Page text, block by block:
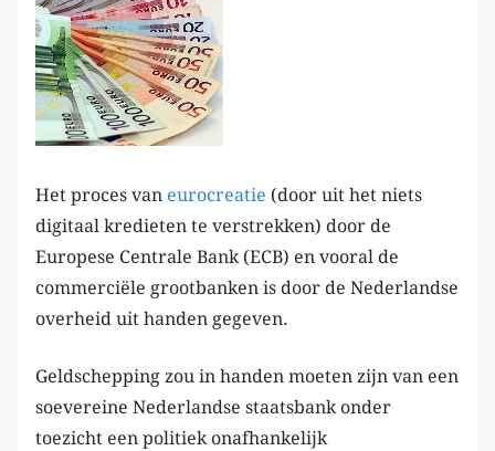
Het proces van eurocreatie (door uit het niets
digitaal kredieten te verstrekken) door de
Europese Centrale Bank (ECB) en vooral de
commerciële grootbanken is door de Nederlandse
overheid uit handen gegeven.
Geldschepping zou in handen moeten zijn van een
soevereine Nederlandse staatsbank onder
toezicht een politiek onafhankelijk